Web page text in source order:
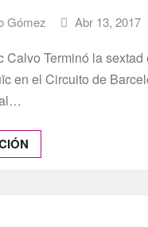
Gómez Abr 13, 2017
Calvo Terminó la
en el Circuito de